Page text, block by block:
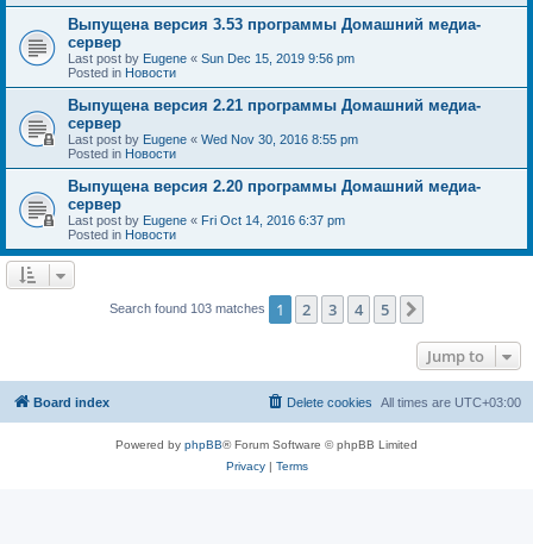
Выпущена версия 3.53 программы Домашний медиа-
сервер
Last post by Eugene « Sun Dec 15, 2019 9:56 pm
Posted in Новости
Выпущена версия 2.21 программы Домашний медиа-
сервер
Last post by Eugene « Wed Nov 30, 2016 8:55 pm
Posted in Новости
Выпущена версия 2.20 программы Домашний медиа-
сервер
Last post by Eugene « Fri Oct 14, 2016 6:37 pm
Posted in Новости
Search found 103 matches 1 2 3 4 5
Jump to
Board index All times are UTC+03:00
Delete cookies
Powered by phpBB® Forum Software © phpBB Limited
Privacy| Terms